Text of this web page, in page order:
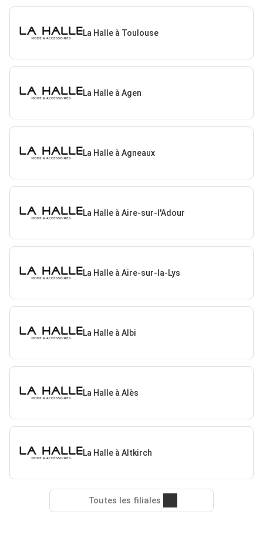
La Halle à Toulouse
La Halle à Agen
La Halle à Agneaux
La Halle à Aire-sur-l'Adour
La Halle à Aire-sur-la-Lys
La Halle à Albi
La Halle à Alès
La Halle à Altkirch
Toutes les filiales